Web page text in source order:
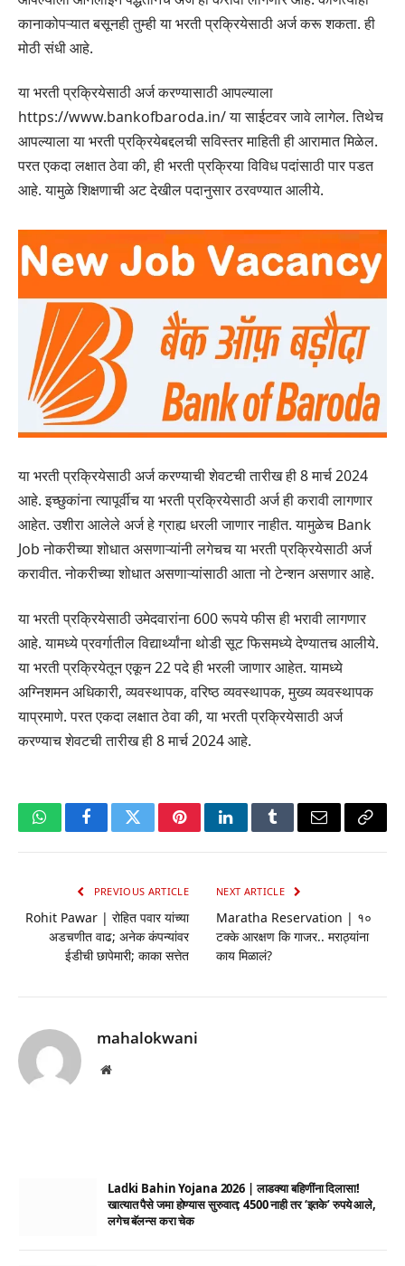
कानाकोपऱ्यात बसूनही तुम्ही या भरती प्रक्रियेसाठी अर्ज करू शकता. ही
मोठी संधी आहे.
या भरती प्रक्रियेसाठी अर्ज करण्यासाठी आपल्याला
https://www.bankofbaroda.in/ या साईटवर जावे लागेल. तिथेच
आपल्याला या भरती प्रक्रियेबद्दलची सविस्तर माहिती ही आरामात मिळेल.
परत एकदा लक्षात ठेवा की, ही भरती प्रक्रिया विविध पदांसाठी पार पडत
आहे. यामुळे शिक्षणाची अट देखील पदानुसार ठरवण्यात आलीये.
या भरती प्रक्रियेसाठी अर्ज करण्याची शेवटची तारीख ही 8 मार्च 2024
आहे. इच्छुकांना त्यापूर्वीच या भरती प्रक्रियेसाठी अर्ज ही करावी लागणार
आहेत. उशीरा आलेले अर्ज हे ग्राह्य धरली जाणार नाहीत. यामुळेच Bank
Job नोकरीच्या शोधात असणाऱ्यांनी लगेचच या भरती प्रक्रियेसाठी अर्ज
करावीत. नोकरीच्या शोधात असणाऱ्यांसाठी आता नो टेन्शन असणार आहे.
या भरती प्रक्रियेसाठी उमेदवारांना 600 रूपये फीस ही भरावी लागणार
आहे. यामध्ये प्रवर्गातील विद्यार्थ्यांना थोडी सूट फिसमध्ये देण्यातच आलीये.
या भरती प्रक्रियेतून एकून 22 पदे ही भरली जाणार आहेत. यामध्ये
अग्निशमन अधिकारी, व्यवस्थापक, वरिष्ठ व्यवस्थापक, मुख्य व्यवस्थापक
याप्रमाणे. परत एकदा लक्षात ठेवा की, या भरती प्रक्रियेसाठी अर्ज
करण्याच शेवटची तारीख ही 8 मार्च 2024 आहे.
WhatsAppFacebookTwitterPinterestLinkedInTumblrEmail Copy
PREVIOUS ARTICLE
Rohit Pawar | रोहित पवार यांच्या
अडचणीत वाढ; अनेक कंपन्यांवर
ईडीची छापेमारी; काका सत्तेत
NEXT ARTICLE
Maratha Reservation | १०
टक्के आरक्षण कि गाजर.. मराठ्यांना
काय मिळालं?
mahalokwani
Website
Ladki Bahin Yojana 2026 | लाडक्या बहिणींना दिलासा!
खात्यात पैसे जमा होण्यास सुरुवात; 4500 नाही तर ‘इतके’ रुपये आले,
लगेच बॅलन्स करा चेक